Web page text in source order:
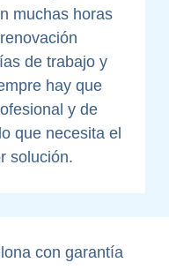
muchas horas
de trabajo y
hay que
y de
que necesita el
solución.